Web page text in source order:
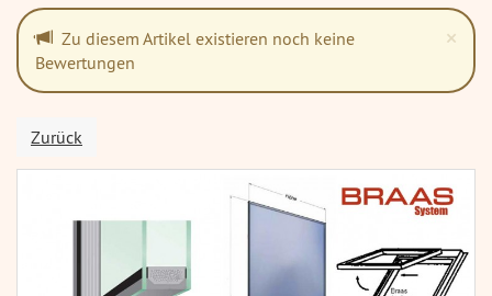
×
Zu diesem Artikel existieren noch keine
Bewertungen
Zurück